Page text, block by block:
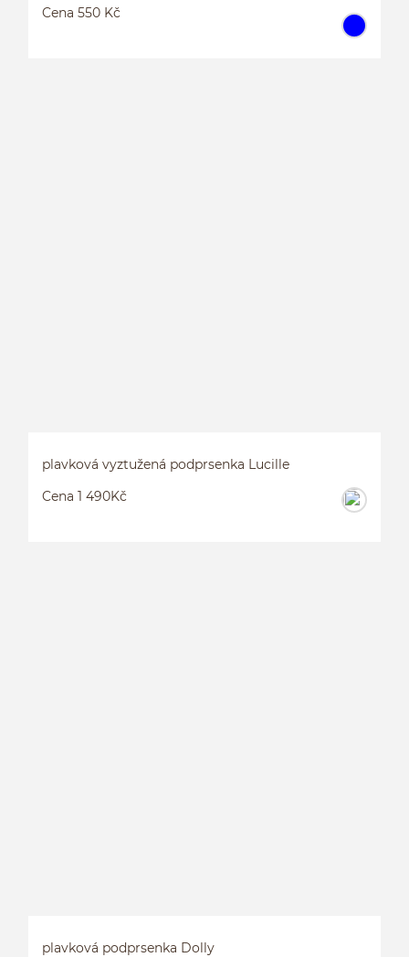
Cena 550 Kč
plavková vyztužená podprsenka Lucille
Cena 1 490Kč
plavková podprsenka Dolly